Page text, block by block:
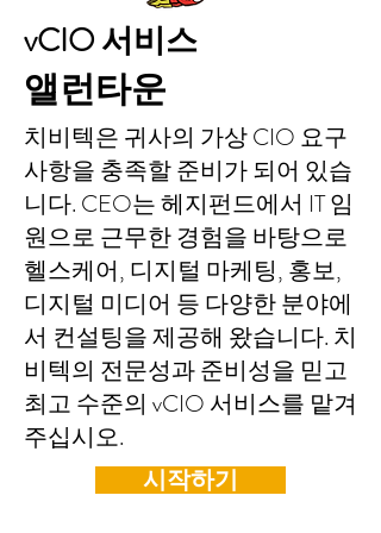
vCIO 서비스
앨런타운
치비텍은 귀사의 가상 CIO 요구
사항을 충족할 준비가 되어 있습
니다. CEO는 헤지펀드에서 IT 임
원으로 근무한 경험을 바탕으로
헬스케어, 디지털 마케팅, 홍보,
디지털 미디어 등 다양한 분야에
서 컨설팅을 제공해 왔습니다. 치
비텍의 전문성과 준비성을 믿고
최고 수준의 vCIO 서비스를 맡겨
주십시오.
시작하기